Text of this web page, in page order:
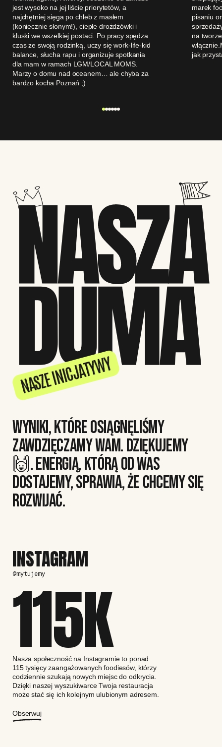
jest wysoko na jej liście priorytetów, a
najchętniej sięga po chleb z masłem
(koniecznie słonym!), ciepłe drożdżówki i
kluski we wszelkiej postaci. Po pracy spędza
czas ze swoją rodzinką, uczy się work-life-kid
balance, słucha rapu i organizuje spotkania
dla mam w ramach LGM/LOCAL MOMS.
Marzy o domu nad oceanem… ale chyba za
bardzo kocha Poznań ;)
marek
pisaniu
na
jak
NASZE INICJATYWY
WYNIKI, KTÓRE OSIĄGNĘLIŚMY
ZAWDZIĘCZAMY WAM. DZIĘKUJEMY
🙌. ENERGIĄ, KTÓRĄ OD WAS
DOSTAJEMY, SPRAWIA, ŻE CHCEMY SIĘ
ROZWIJAĆ.
INSTAGRAM
@mytujemy
115K
Nasza społeczność na Instagramie to ponad
115 tysięcy zaangażowanych foodiesów, którzy
codziennie szukają nowych miejsc do odkrycia.
Dzięki naszej wyszukiwarce Twoja restauracja
może stać się ich kolejnym ulubionym adresem.
Obserwuj